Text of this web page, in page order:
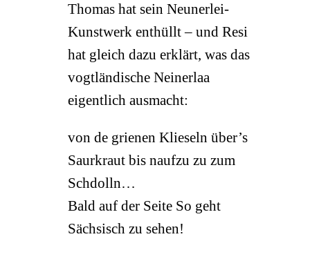
Thomas hat sein Neunerlei-
Kunstwerk enthüllt – und Resi
hat gleich dazu erklärt, was das
vogtländische Neinerlaa
eigentlich ausmacht:
von de grienen Klieseln über’s
Saurkraut bis naufzu zu zum
Schdolln…
Bald auf der Seite So geht
Sächsisch zu sehen!